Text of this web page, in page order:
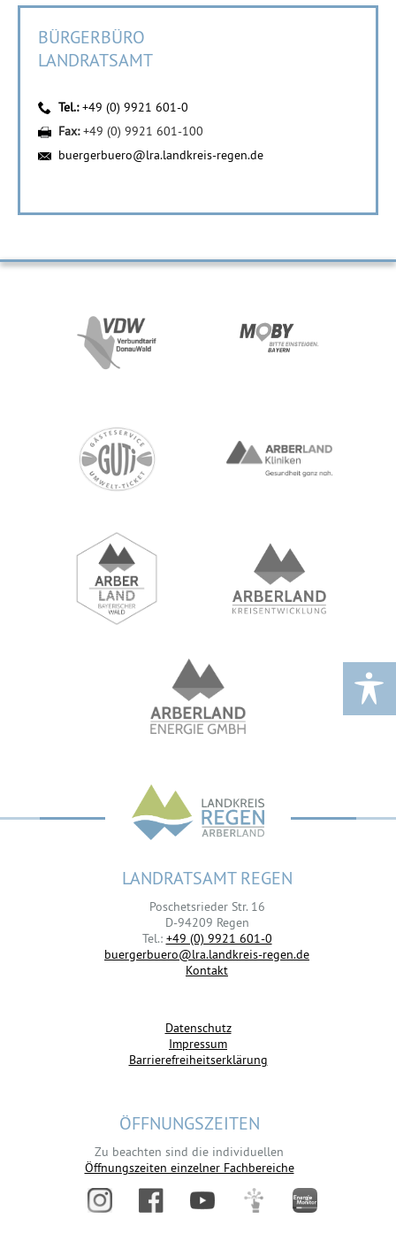
BÜRGERBÜRO
LANDRATSAMT
Tel.:+49 (0) 9921 601-0
Fax:+49 (0) 9921 601-100
buergerbuero@lra.landkreis-regen.de
LANDRATSAMT REGEN
Poschetsrieder Str. 16
D-94209 Regen
Tel.: +49 (0) 9921 601-0
buergerbuero@lra.landkreis-regen.de
Kontakt
Datenschutz
Impressum
Barrierefreiheitserklärung
ÖFFNUNGSZEITEN
Zu beachten sind die individuellen
Öffnungszeiten einzelner Fachbereiche